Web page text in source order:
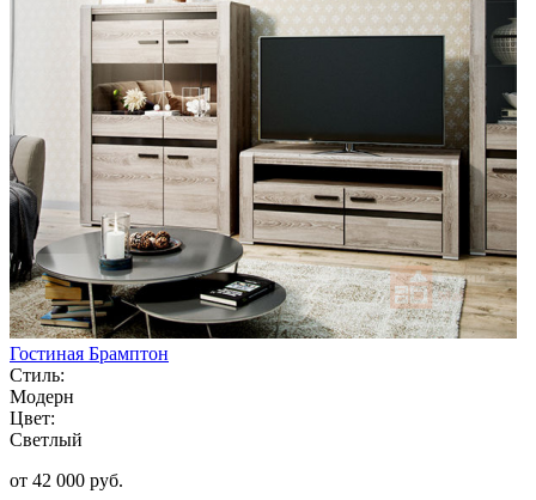
Гостиная Брамптон
Стиль:
Модерн
Цвет:
Светлый
от 42 000 руб.